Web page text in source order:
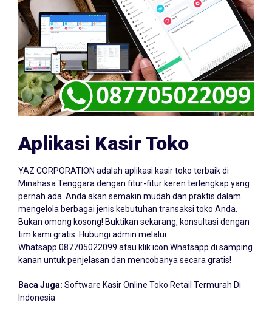
Aplikasi Kasir Toko
YAZ CORPORATION adalah aplikasi kasir toko terbaik di
Minahasa Tenggara dengan fitur-fitur keren terlengkap yang
pernah ada. Anda akan semakin mudah dan praktis dalam
mengelola berbagai jenis kebutuhan transaksi toko Anda.
Bukan omong kosong! Buktikan sekarang, konsultasi dengan
tim kami gratis. Hubungi admin melalui
Whatsapp 087705022099 atau klik icon Whatsapp di samping
kanan untuk penjelasan dan mencobanya secara gratis!
Baca Juga: Software Kasir Online Toko Retail Termurah Di
Indonesia